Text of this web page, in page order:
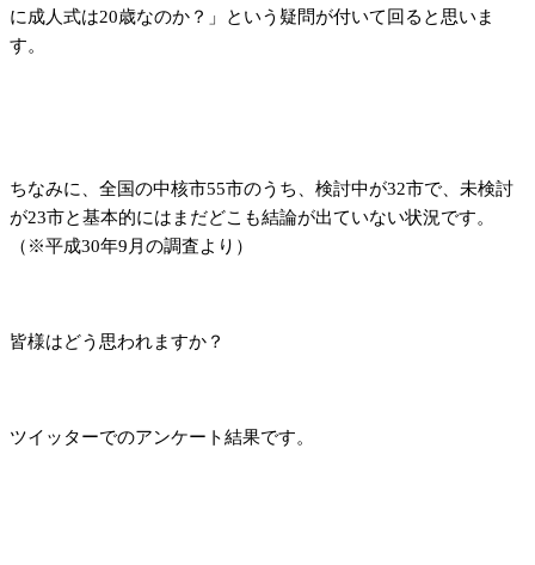
に成人式は20歳なのか？」という疑問が付いて回ると思いま
す。
ちなみに、全国の中核市55市のうち、検討中が32市で、未検討
が23市と基本的にはまだどこも結論が出ていない状況です。
（※平成30年9月の調査より）
皆様はどう思われますか？
ツイッターでのアンケート結果です。